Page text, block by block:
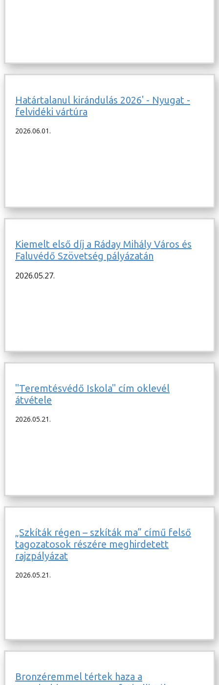
Határtalanul kirándulás 2026' - Nyugat -
felvidéki vártúra
2026.06.01.
Kiemelt első díj a Ráday Mihály Város és
Faluvédő Szövetség pályázatán
2026.05.27.
"Teremtésvédő Iskola" cím oklevél
átvétele
2026.05.21.
„Szkíták régen – szkíták ma” című felső
tagozatosok részére meghirdetett
rajzpályázat
2026.05.21.
Bronzéremmel tértek haza a